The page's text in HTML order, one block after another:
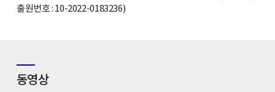
출원번호 : 10-2022-0183236)
동영상